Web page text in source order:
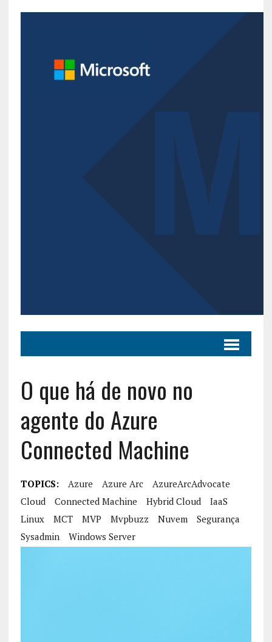
O que há de novo no
agente do Azure
Connected Machine
TOPICS: Azure Azure Arc
AzureArcAdvocate
Cloud
Connected Machine Hybrid Cloud
IaaS
Linux
MCT MVP Mvpbuzz Nuvem
Segurança
Sysadmin
Windows Server